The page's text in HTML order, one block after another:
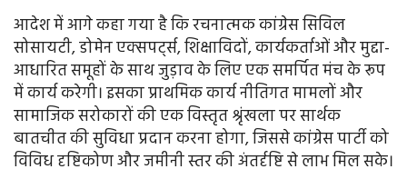
आदेश में आगे कहा गया है कि रचनात्मक कांग्रेस सिविल
सोसायटी, डोमेन एक्सपर्ट्स, शिक्षाविदों, कार्यकर्ताओं और मुद्दा-
आधारित समूहों के साथ जुड़ाव के लिए एक समर्पित मंच के रूप
में कार्य करेगी। इसका प्राथमिक कार्य नीतिगत मामलों और
सामाजिक सरोकारों की एक विस्तृत श्रृंखला पर सार्थक
बातचीत की सुविधा प्रदान करना होगा, जिससे कांग्रेस पार्टी को
विविध दृष्टिकोण और जमीनी स्तर की अंतर्दृष्टि से लाभ मिल सके।